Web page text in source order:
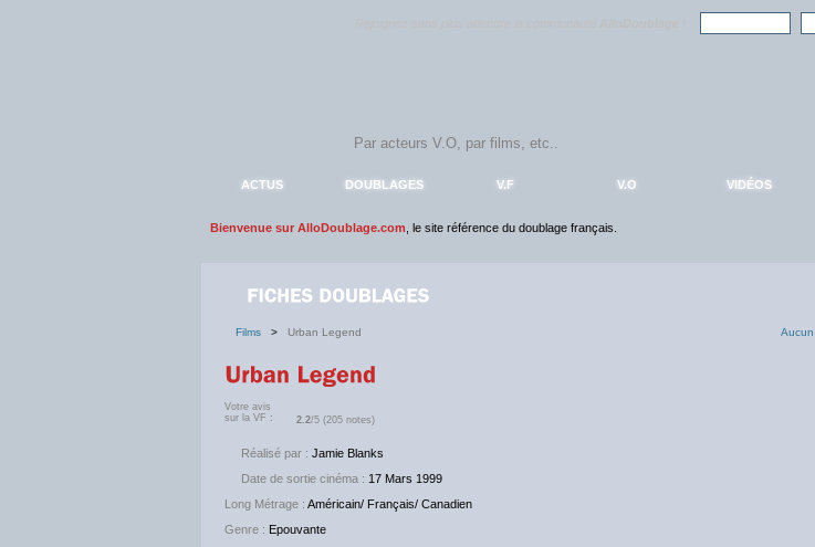
ACTUS DOUBLAGES V.F V.O VIDÉOS
Bienvenue sur AlloDoublage.com , le site référence du doublage français.
Films > Urban Legend Aucun
Votre avis
sur la VF :
2.2/5 (205 notes)
Réalisé par : Jamie Blanks
Date de sortie cinéma : 17 Mars 1999
Long Métrage : Américain/ Français/ Canadien
Genre : Epouvante